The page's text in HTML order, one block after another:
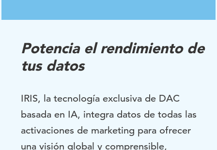
Potencia el rendimiento de
tus datos
IRIS, la tecnología exclusiva de DAC
basada en IA, integra datos de todas las
activaciones de marketing para ofrecer
una visión global y comprensible,